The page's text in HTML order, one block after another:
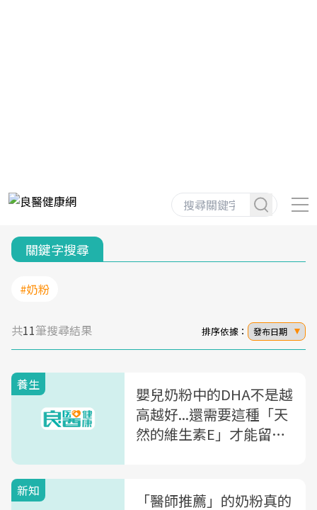
關鍵字搜尋
#奶粉
共11筆搜尋結果 排序依據： 發布日期
養生
嬰兒奶粉中的DHA不是越
高越好...還需要這種「天
然的維生素E」才能留住
新知
「醫師推薦」的奶粉真的